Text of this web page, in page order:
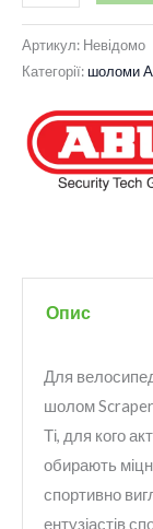
Артикул: Невідомо
Категорії: шоломи
Опис
Для
шолом
Ті, для кого
обирають
спортивно
ентузіастів